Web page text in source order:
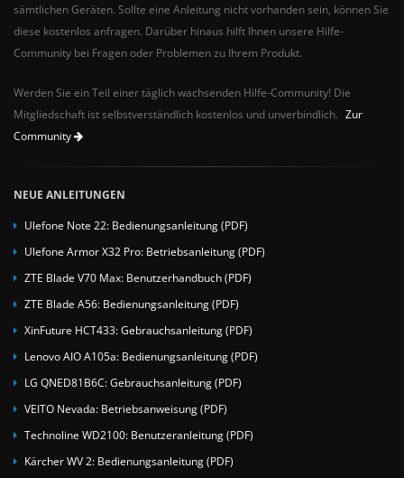
sämtlichen Geräten. Sollte eine Anleitung nicht vorhanden sein, können Sie
diese kostenlos anfragen. Darüber hinaus hilft Ihnen unsere Hilfe-
Community bei Fragen oder Problemen zu Ihrem Produkt.
Werden Sie ein Teil einer täglich wachsenden Hilfe-Community! Die
Mitgliedschaft ist selbstverständlich kostenlos und unverbindlich. Zur
Community
NEUE ANLEITUNGEN
Ulefone Note 22: Bedienungsanleitung (PDF)
Ulefone Armor X32 Pro: Betriebsanleitung (PDF)
ZTE Blade V70 Max: Benutzerhandbuch (PDF)
ZTE Blade A56: Bedienungsanleitung (PDF)
XinFuture HCT433: Gebrauchsanleitung (PDF)
Lenovo AIO A105a: Bedienungsanleitung (PDF)
LG QNED81B6C: Gebrauchsanleitung (PDF)
VEITO Nevada: Betriebsanweisung (PDF)
Technoline WD2100: Benutzeranleitung (PDF)
Kärcher WV 2: Bedienungsanleitung (PDF)